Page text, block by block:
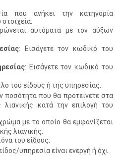
που ανήκει την κατηγορία
αυτόματα με τον αύξων
: Εισάγετε τον κωδικό του
: Εισάγετε τον κωδικό του
του είδους ή της υπηρεσίας.
ποσότητα που θα προτείνετε στα
λιανικής κατά την επιλογή του
με το οποίο θα εμφανίζεται
λιανικής.
του είδους.
υπηρεσία είναι ενεργή ή όχι.